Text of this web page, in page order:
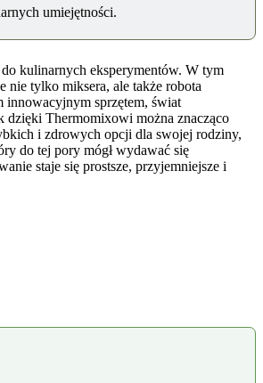
umiejętności.
kulinarnych eksperymentów. W tym
nie tylko miksera, ale także robota
innowacyjnym sprzętem, świat
dzięki Thermomixowi można znacząco
i zdrowych opcji dla swojej rodziny,
do tej pory mógł wydawać się
staje się prostsze, przyjemniejsze i